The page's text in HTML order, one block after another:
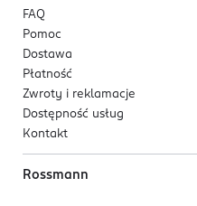
FAQ
Pomoc
Dostawa
Płatność
Zwroty i reklamacje
Dostępność usług
Kontakt
Rossmann